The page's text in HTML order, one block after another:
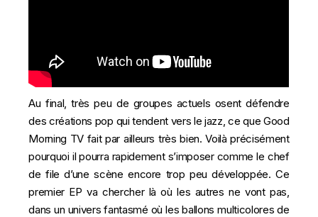
Au final, très peu de groupes actuels osent défendre
des créations pop qui tendent vers le jazz, ce que Good
Morning TV fait par ailleurs très bien. Voilà précisément
pourquoi il pourra rapidement s’imposer comme le chef
de file d’une scène encore trop peu développée. Ce
premier EP va chercher là où les autres ne vont pas,
dans un univers fantasmé où les ballons multicolores de